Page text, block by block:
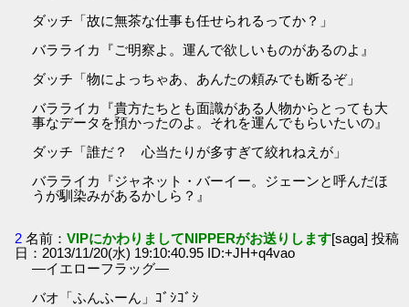
ダッチ「故に無茶な仕事も任せられるってか？」
バラライカ『ご明察よ。運んで欲しいものがあるのよ』
ダッチ「物によっちゃあ、あんたの頼みでも断るぞ」
バラライカ『貴方たちとも面識がある人物からとっても大
事なデータを預かったのよ。それを運んでもらいたいの』
ダッチ「誰だ？ 心当たりが多すぎて絞れねえが」
バラライカ『ジャネット・バーイー。ジェーンと呼んだほ
うが馴染みがあるかしら？』
2 名前：VIPにかわりましてNIPPERがお送りします[saga] 投稿
日：2013/11/20(水) 19:10:40.95 ID:+JH+q4vao
―イエローフラッグ―
バオ「ふんふーん」ｺﾞｼｺﾞｼ